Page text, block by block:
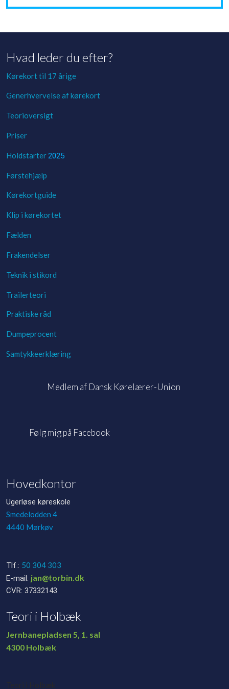
Hvad leder du efter?
Kørekort til 17 årige
Generhvervelse af kørekort
Teorioversigt
Priser​
Holdstarter2025
Førstehjælp
Kørekortguide
Klip i kørekortet
Fælden
Frakendelser
Teknik i stikord
Trailerteori
Praktiske råd
Dumpeprocent
Samtykkeerklæring
​Medlem af Dansk Kørelærer-Union
Følg mig på Facebook
Hovedkontor
Ugerløse køreskole
Smedelodden 4
4440 Mørkøv
Tlf.: 50 304 303
E-mail: jan@torbin.dk
CVR: 37332143
Teori i Holbæk
Jernbanepladsen 5, 1. sal
​4300 Holbæk
Teori i Holbæk